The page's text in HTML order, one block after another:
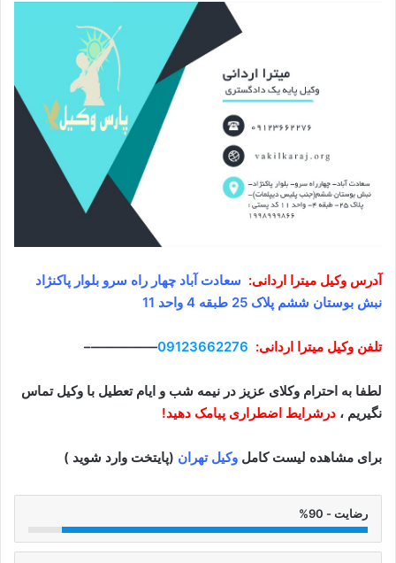
آدرس وکیل میترا اردانی: سعادت آباد چهار راه سرو بلوار پاکنژاد
نبش بوستان ششم پلاک 25 طبقه 4 واحد 11
تلفن وکیل میترا اردانی:
09123662276
—————–
لطفا به احترام وکلای عزیز در نیمه شب و ایام تعطیل با وکیل تماس
نگیریم ، درشرایط اضطراری پیامک دهید!
برای مشاهده لیست کامل وکیل تهران (پایتخت وارد شوید )
رضایت - 90%